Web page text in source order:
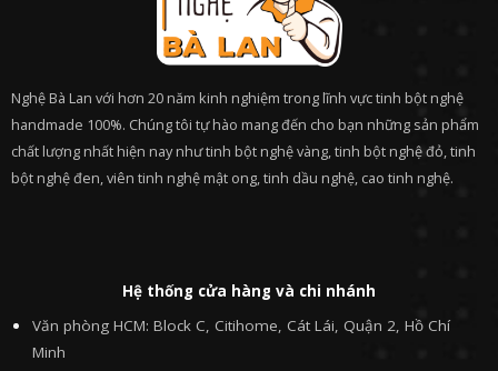
Nghệ Bà Lan với hơn 20 năm kinh nghiệm trong lĩnh vực tinh bột nghệ
handmade 100%. Chúng tôi tự hào mang đến cho bạn những sản phẩm
chất lượng nhất hiện nay như tinh bột nghệ vàng, tinh bột nghệ đỏ, tinh
bột nghệ đen, viên tinh nghệ mật ong, tinh dầu nghệ, cao tinh nghệ.
Hệ thống cửa hàng và chi nhánh
Văn phòng HCM: Block C, Citihome, Cát Lái, Quận 2, Hồ Chí
Minh